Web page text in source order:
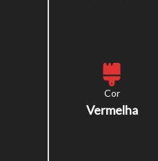
Cor
Vermelha